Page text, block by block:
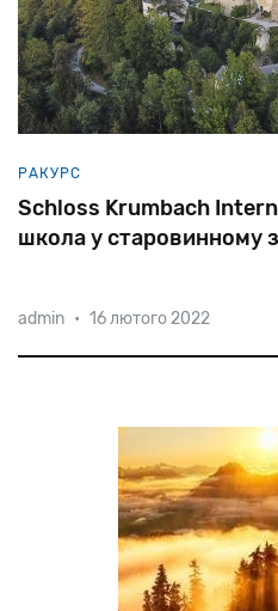
РАКУРС
Schloss Krumbach
школа у старовинному
У світі зростає
Наявність престижного
справжнього Гоґвортсу –
admin • 16 лютого 2022